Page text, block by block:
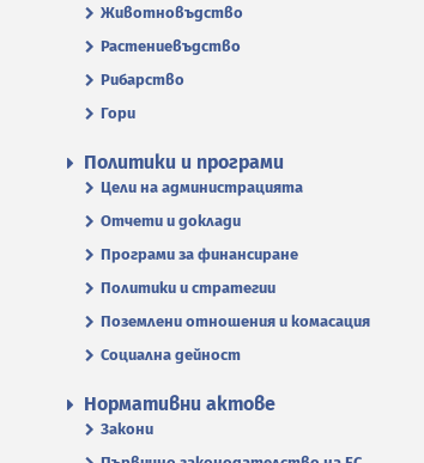
Животновъдство
Растениевъдство
Рибарство
Гори
Политики и програми
Цели на администрацията
Отчети и доклади
Програми за финансиране
Политики и стратегии
Поземлени отношения и комасация
Социална дейност
Нормативни актове
Закони